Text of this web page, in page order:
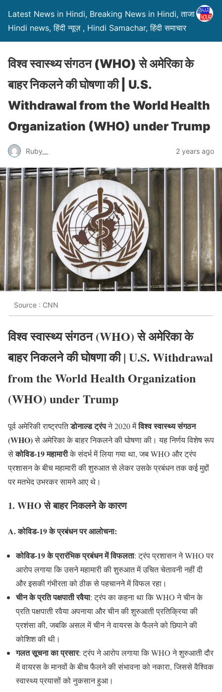
Latest News in Hindi, Breaking News in Hindi, ताजा ख़बरें,
Hindi news, हिंदी न्यूज़ , Hindi Samachar, हिंदी समाचार
विश्व स्वास्थ्य संगठन (WHO) से अमेरिका के
बाहर निकलने की घोषणा की | U.S.
Withdrawal from the World Health
Organization (WHO) under Trump
Ruby__ 2 years ago
Source : CNN
विश्व स्वास्थ्य संगठन (WHO) से अमेरिका के
बाहर निकलने की घोषणा की | U.S. Withdrawal
from the World Health Organization
(WHO) under Trump
पूर्व अमेरिकी राष्ट्रपतिडोनाल्ड ट्रंपने 2020 मेंविश्व स्वास्थ्य संगठन
(WHO)से अमेरिका के बाहर निकलने की घोषणा की। यह निर्णय विशेष रूप
सेकोविड-19 महामारीके संदर्भ में लिया गया था, जब WHO और ट्रंप
प्रशासन के बीच महामारी की शुरुआत से लेकर उसके प्रबंधन तक कई मुद्दों
पर मतभेद उभरकर सामने आए थे।
1. WHO से बाहर निकलने के कारण
A. कोविड-19 के प्रबंधन पर आलोचना:
कोविड-19 के प्रारंभिक प्रबंधन में विफलता: ट्रंप प्रशासन ने WHO पर
आरोप लगाया कि उसने महामारी की शुरुआत में उचित चेतावनी नहीं दी
और इसकी गंभीरता को ठीक से पहचानने में विफल रहा।
चीन के प्रति पक्षपाती रवैया: ट्रंप का कहना था कि WHO ने चीन के
प्रति पक्षपाती रवैया अपनाया और चीन की शुरुआती प्रतिक्रिया की
प्रशंसा की, जबकि असल में चीन ने वायरस के फैलने को छिपाने की
कोशिश की थी।
गलत सूचना का प्रसार: ट्रंप ने आरोप लगाया कि WHO ने शुरुआती दौर
में वायरस के मानवों के बीच फैलने की संभावना को नकारा, जिससे वैश्विक
स्वास्थ्य प्रयासों को नुकसान हुआ।